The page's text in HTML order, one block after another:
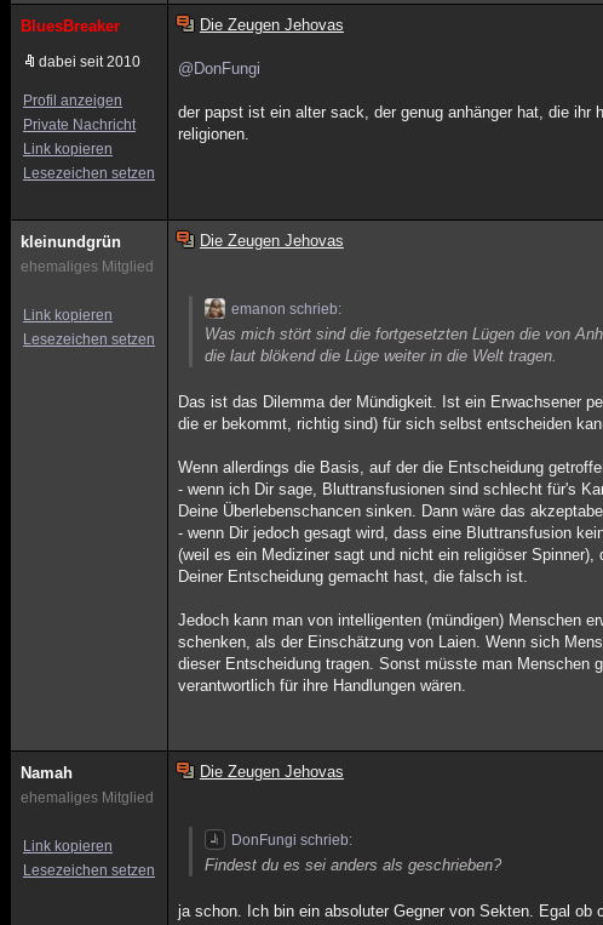
BluesBreaker
dabei seit 2010
Profil anzeigen
Private Nachricht
Link kopieren
Lesezeichen setzen
Die Zeugen Jehovas
@DonFungi
der papst ist ein alter sack, der genug anhänger hat, die ihr
religionen.
kleinundgrün
ehemaliges Mitglied
Link kopieren
Lesezeichen setzen
Die Zeugen Jehovas
emanon schrieb:
Was mich stört sind die fortgesetzten Lügen die von
die laut blökend die Lüge weiter in die Welt tragen.
Das ist das Dilemma der Mündigkeit. Ist ein Erwachsener
die er bekommt, richtig sind) für sich selbst entscheiden
Wenn allerdings die Basis, auf der die Entscheidung
- wenn ich Dir sage, Bluttransfusionen sind schlecht für's
Deine Überlebenschancen sinken. Dann wäre das
- wenn Dir jedoch gesagt wird, dass eine Bluttransfusion
(weil es ein Mediziner sagt und nicht ein religiöser
Deiner Entscheidung gemacht hast, die falsch ist.
Jedoch kann man von intelligenten (mündigen) Menschen
schenken, als der Einschätzung von Laien. Wenn sich
dieser Entscheidung tragen. Sonst müsste man Menschen
verantwortlich für ihre Handlungen wären.
Namah
ehemaliges Mitglied
Link kopieren
Lesezeichen setzen
Die Zeugen Jehovas
DonFungi schrieb:
Findest du es sei anders als geschrieben?
ja schon. Ich bin ein absoluter Gegner von Sekten. Egal